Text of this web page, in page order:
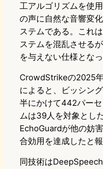
工アルゴリズムを使
の声に自然な音響変
ステムである。これ
ステムを混乱させる
を与えない仕様となっ
CrowdStrikeの2025
によると、ビッシン
半にかけて442パー
ムは39人を対象とし
EchoGuardが他の妨
合効用を達成したと報
同技術は